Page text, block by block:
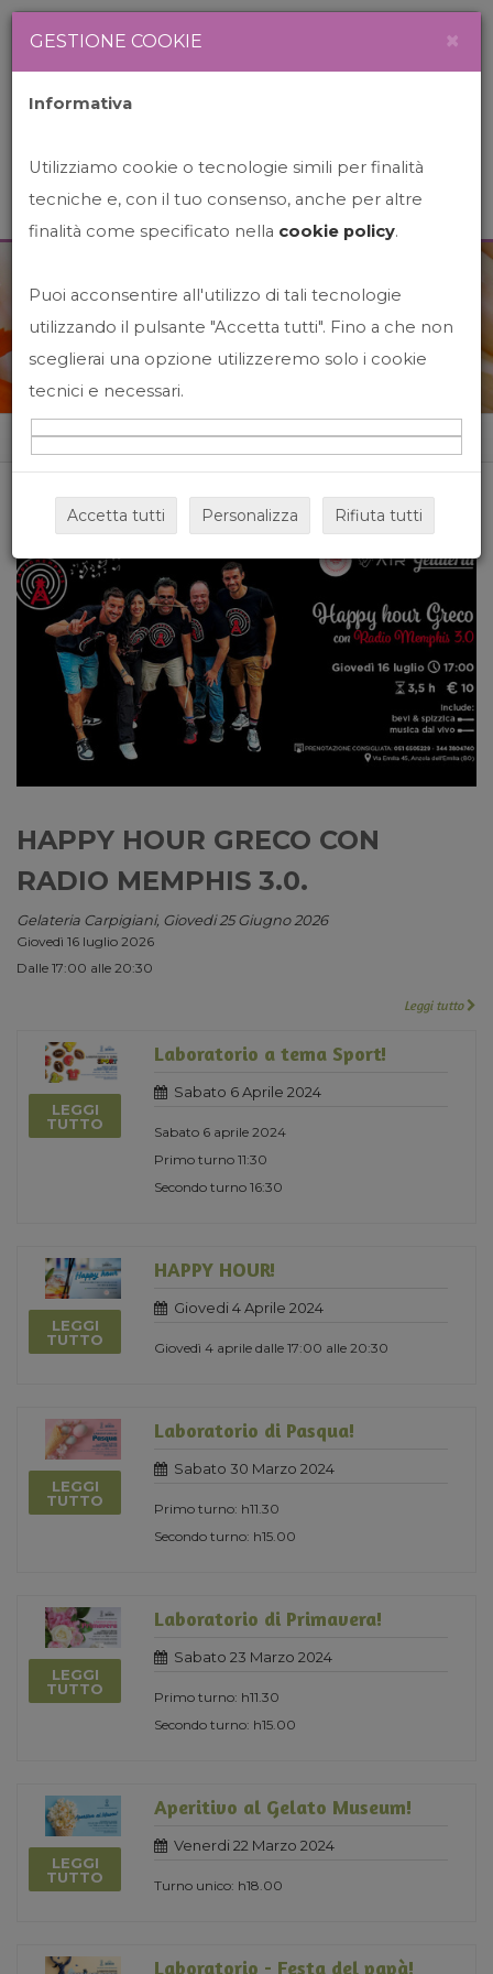
News&Events
Home News&events
HAPPY HOUR GRECO CON
RADIO MEMPHIS 3.0.
Gelateria Carpigiani, Giovedi 25 Giugno 2026
Giovedì 16 luglio 2026
Dalle 17:00 alle 20:30
Leggi tutto
LEGGI
TUTTO
Laboratorio a tema Sport!
Sabato 6 Aprile 2024
Sabato 6 aprile 2024
Primo turno 11:30
Secondo turno 16:30
LEGGI
TUTTO
HAPPY HOUR!
Giovedi 4 Aprile 2024
Giovedì 4 aprile dalle 17:00 alle 20:30
LEGGI
TUTTO
Laboratorio di Pasqua!
Sabato 30 Marzo 2024
Primo turno: h11.30
Secondo turno: h15.00
LEGGI
TUTTO
Laboratorio di Primavera!
Sabato 23 Marzo 2024
Primo turno: h11.30
Secondo turno: h15.00
LEGGI
TUTTO
Aperitivo al Gelato Museum!
Venerdi 22 Marzo 2024
Turno unico: h18.00
Laboratorio - Festa del papà!
GESTIONE COOKIE ×
Informativa
Utilizziamo cookie o tecnologie simili per finalità
tecniche e, con il tuo consenso, anche per altre
finalità come specificato nella cookie policy.
Puoi acconsentire all'utilizzo di tali tecnologie
utilizzando il pulsante "Accetta tutti". Fino a che non
sceglierai una opzione utilizzeremo solo i cookie
tecnici e necessari.
Accetta tutti Personalizza Rifiuta tutti